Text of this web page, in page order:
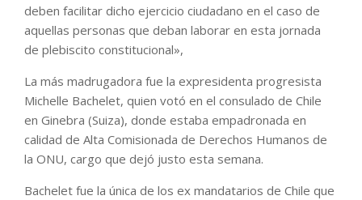
deben facilitar dicho ejercicio ciudadano en el caso de
aquellas personas que deban laborar en esta jornada
de plebiscito constitucional»,
La más madrugadora fue la expresidenta progresista
Michelle Bachelet, quien votó en el consulado de Chile
en Ginebra (Suiza), donde estaba empadronada en
calidad de Alta Comisionada de Derechos Humanos de
la ONU, cargo que dejó justo esta semana.
Bachelet fue la única de los ex mandatarios de Chile que